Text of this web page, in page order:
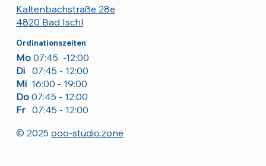
Kaltenbachstraße 28e
4820 Bad Ischl
Ordinationszeiten
Mo07:45 -12:00
Di07:45 - 12:00
Mi16:00 - 19:00
Do07:45 - 12:00
Fr07:45 - 12:00
© 2025 ooo-studio.zone